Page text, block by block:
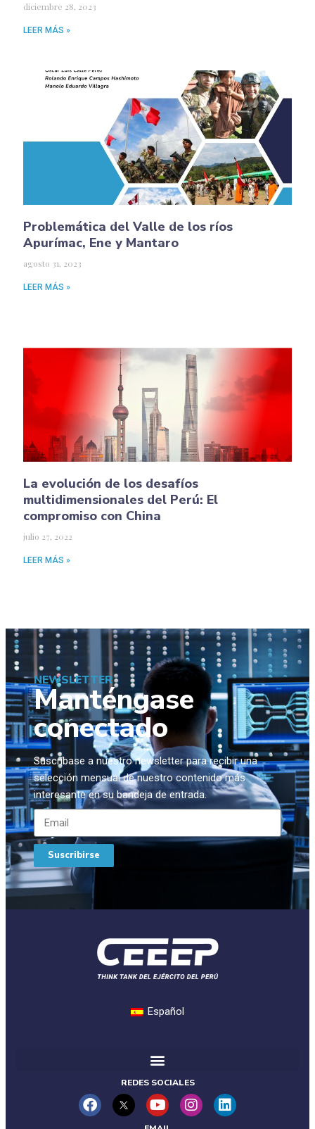
diciembre 28, 2023
LEER MÁS »
Problemática del Valle de los ríos
Apurímac, Ene y Mantaro
agosto 31, 2023
LEER MÁS »
La evolución de los desafíos
multidimensionales del Perú: El
compromiso con China
julio 27, 2022
LEER MÁS »
NEWSLETTER
Manténgase
conectado
Suscríbase a nuestro newsletter para recibir una
selección mensual de nuestro contenido más
interesante en su bandeja de entrada.
Suscribirse
Español
REDES SOCIALES